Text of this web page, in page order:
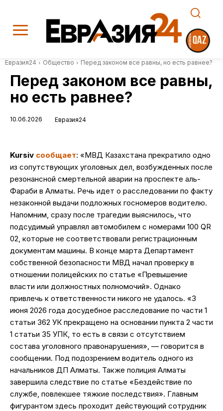
Евразия24 Общество Перед законом все равны, но есть равнее?
Перед законом все равны,
но есть равнее?
10.06.2026 Евразия24
Kursiv сообщает: «МВД Казахстана прекратило одно
из сопутствующих уголовных дел, возбужденных после
резонансной смертельной аварии на проспекте аль-
Фараби в Алматы. Речь идет о расследовании по факту
незаконной выдачи подложных госномеров водителю.
Напомним, сразу после трагедии выяснилось, что
подсудимый управлял автомобилем с номерами 100 QR
02, которые не соответствовали регистрационным
документам машины. В конце марта Департамент
собственной безопасности МВД начал проверку в
отношении полицейских по статье «Превышение
власти или должностных полномочий». Однако
привлечь к ответственности никого не удалось. «3
июня 2026 года досудебное расследование по части 1
статьи 362 УК прекращено на основании пункта 2 части
1 статьи 35 УПК, то есть в связи с отсутствием
состава уголовного правонарушения», — говорится в
сообщении. Под подозрением водитель одного из
начальников ДП Алматы. Также полиция Алматы
завершила следствие по статье «Бездействие по
службе, повлекшее тяжкие последствия». Главным
фигурантом здесь проходит действующий сотрудник